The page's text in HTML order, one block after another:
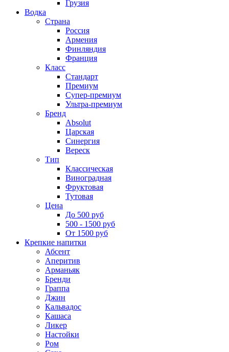
Грузия
Водка
Страна
Россия
Армения
Финляндия
Франция
Класс
Стандарт
Премиум
Супер-премиум
Ультра-премиум
Бренд
Absolut
Царская
Синергия
Вереск
Тип
Классическая
Виноградная
Фруктовая
Тутовая
Цена
До 500 руб
500 - 1500 руб
От 1500 руб
Крепкие напитки
Абсент
Аперитив
Арманьяк
Бренди
Граппа
Джин
Кальвадос
Кашаса
Ликер
Настойки
Ром